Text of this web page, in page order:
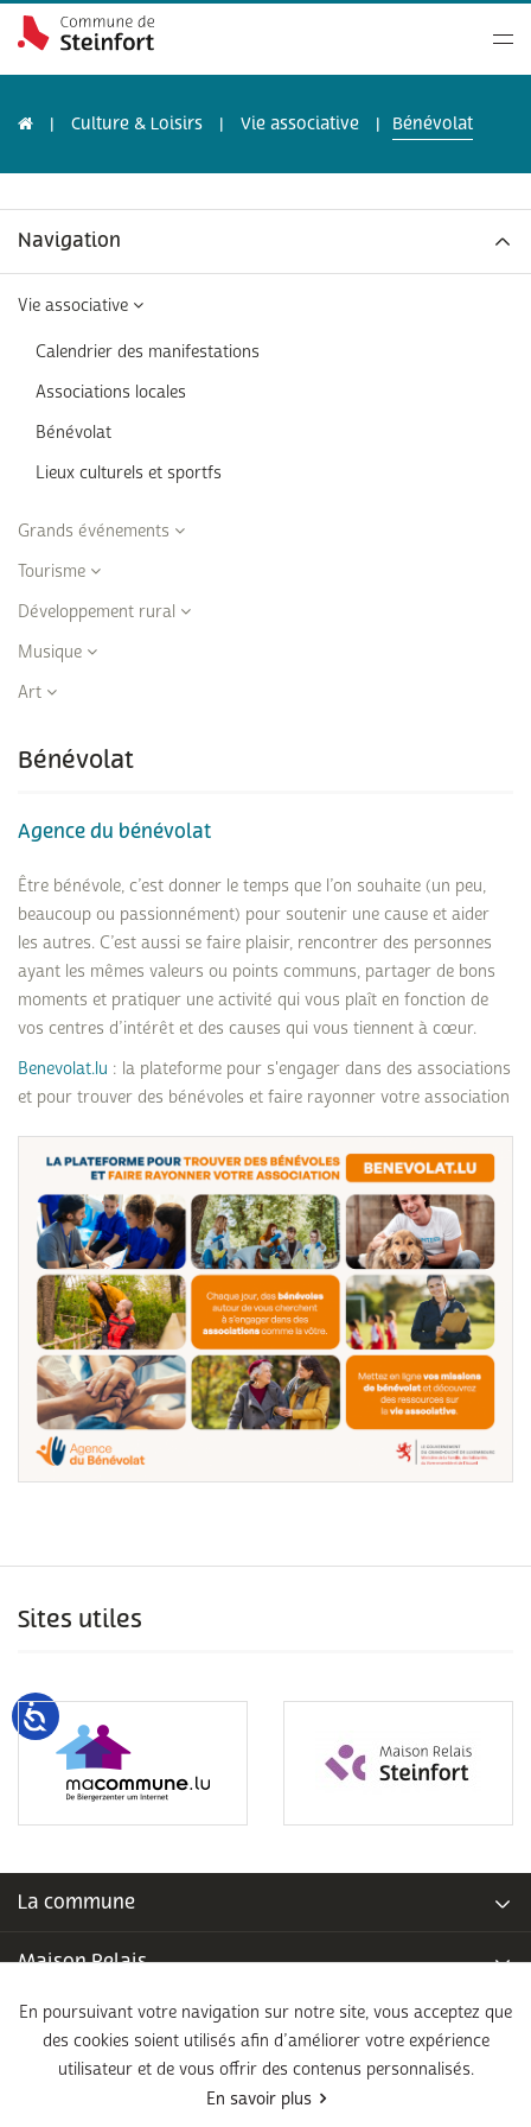
Culture & Loisirs Vie associative Bénévolat
Navigation
Vie associative
Calendrier des manifestations
Associations locales
Bénévolat
Lieux culturels et sportfs
Grands événements
Tourisme
Développement rural
Musique
Art
Bénévolat
Agence du bénévolat
Être bénévole, c’est donner le temps que l’on souhaite (un peu,
beaucoup ou passionnément) pour soutenir une cause et aider
les autres. C’est aussi se faire plaisir, rencontrer des personnes
ayant les mêmes valeurs ou points communs, partager de bons
moments et pratiquer une activité qui vous plaît en fonction de
vos centres d’intérêt et des causes qui vous tiennent à cœur.
Benevolat.lu : la plateforme pour s'engager dans des associations
et pour trouver des bénévoles et faire rayonner votre association
Sites utiles
La commune
Maison Relais
Piscine communale
École fondamentale
En poursuivant votre navigation sur notre site, vous acceptez que
des cookies soient utilisés afin d’améliorer votre expérience
utilisateur et de vous offrir des contenus personnalisés.
En savoir plus